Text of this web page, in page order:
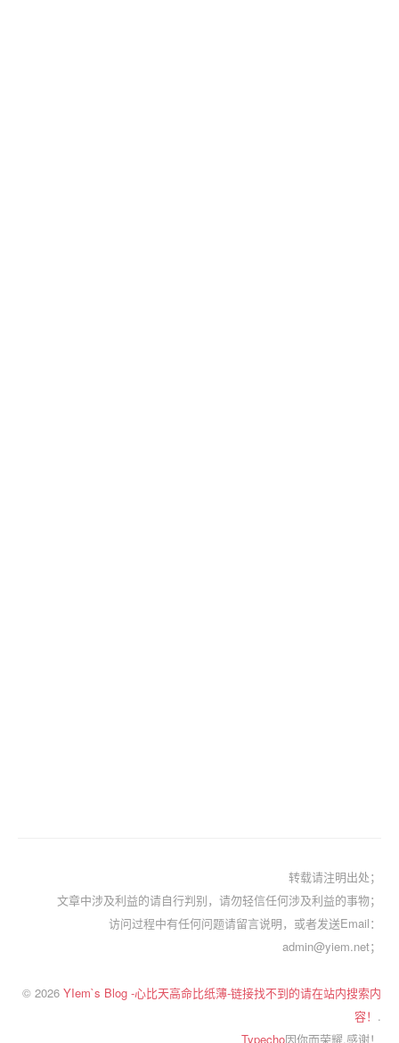
转载请注明出处；
文章中涉及利益的请自行判别，请勿轻信任何涉及利益的事物；
访问过程中有任何问题请留言说明，或者发送Email：
admin@yiem.net；
© 2026 YIem`s Blog -心比天高命比纸薄-链接找不到的请在站内搜索内
容！ .
Typecho因你而荣耀.感谢！